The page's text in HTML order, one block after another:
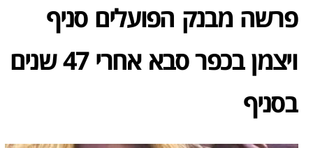
פרשה מבנק הפועלים סניף
ויצמן בכפר סבא אחרי 47 שנים
בסניף